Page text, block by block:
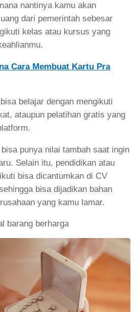
nantinya kamu akan
dari pemerintah sebesar
kelas atau kursus yang
Cara Membuat Kartu Pra
belajar dengan mengikuti
ataupun pelatihan gratis yang
punya nilai tambah saat ingin
Selain itu, pendidikan atau
bisa dicantumkan di CV
bisa dijadikan bahan
yang kamu lamar.
barang berharga